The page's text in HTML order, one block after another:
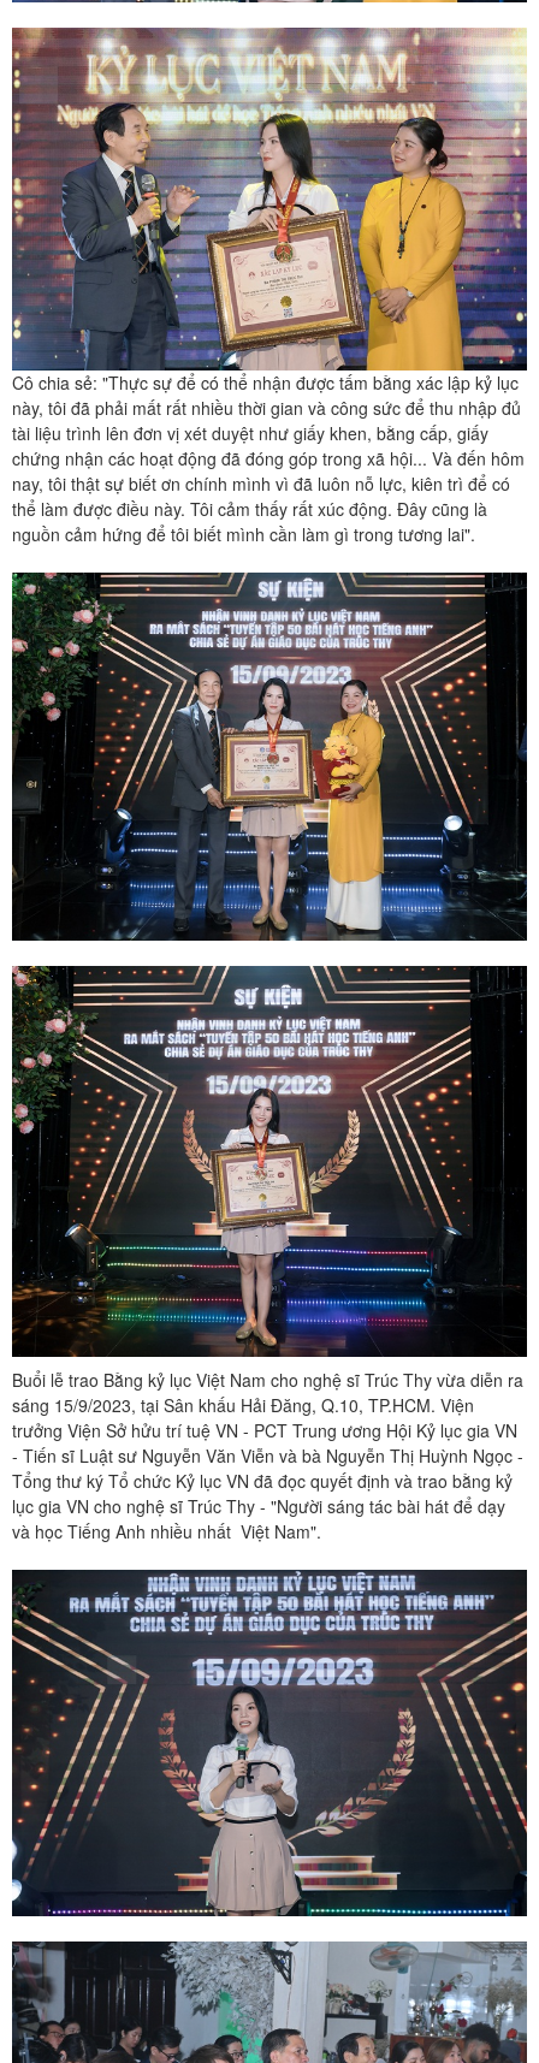
Cô chia sẻ: "Thực sự để có thể nhận được tấm bằng xác lập kỷ lục
này, tôi đã phải mất rất nhiều thời gian và công sức để thu nhập đủ
tài liệu trình lên đơn vị xét duyệt như giấy khen, bằng cấp, giấy
chứng nhận các hoạt động đã đóng góp trong xã hội... Và đến hôm
nay, tôi thật sự biết ơn chính mình vì đã luôn nỗ lực, kiên trì để có
thể làm được điều này. Tôi cảm thấy rất xúc động. Đây cũng là
nguồn cảm hứng để tôi biết mình cần làm gì trong tương lai".
Buổi lễ trao Bằng kỷ lục Việt Nam cho nghệ sĩ Trúc Thy vừa diễn ra
sáng 15/9/2023, tại Sân khấu Hải Đăng, Q.10, TP.HCM. Viện
trưởng Viện Sở hửu trí tuệ VN - PCT Trung ương Hội Kỷ lục gia VN
- Tiến sĩ Luật sư Nguyễn Văn Viễn và bà Nguyễn Thị Huỳnh Ngọc -
Tổng thư ký Tổ chức Kỷ lục VN đã đọc quyết định và trao bằng kỷ
lục gia VN cho nghệ sĩ Trúc Thy - "Người sáng tác bài hát để dạy
và học Tiếng Anh nhiều nhất Việt Nam".